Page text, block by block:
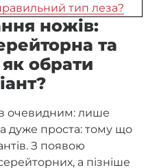
тип леза?
ножів:
та
обрати
очевидним: лише
дуже проста: тому що
З появою
а пізніше